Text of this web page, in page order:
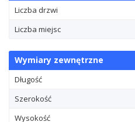
Liczba drzwi
Liczba miejsc
Wymiary zewnętrzne
Długość
Szerokość
Wysokość